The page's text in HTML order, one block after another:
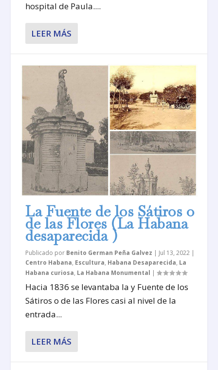
hospital de Paula....
LEER MÁS
La Fuente de los Sátiros o
de las Flores (La Habana
desaparecida )
Publicado por Benito German Peña Galvez | Jul 13, 2022 |
Centro Habana, Escultura, Habana Desaparecida, La
Habana curiosa, La Habana Monumental |
Hacia 1836 se levantaba la y Fuente de los
Sátiros o de las Flores casi al nivel de la
entrada...
LEER MÁS